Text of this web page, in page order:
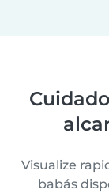
Visualize
babás